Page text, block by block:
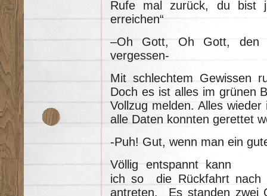
Rufe mal zurück, du bist
erreichen“
–Oh Gott, Oh Gott, den
vergessen-
Mit schlechtem Gewissen
Doch es ist alles im grünen
Vollzug melden. Alles
alle Daten konnten gerettet
-Puh! Gut, wenn man ein
Völlig entspannt kann
ich so die Rückfahrt nach
antreten. Es standen zwei